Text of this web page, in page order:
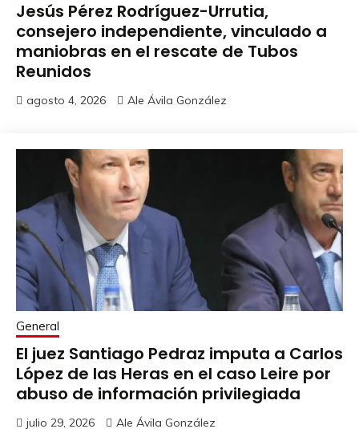
Jesús Pérez Rodríguez-Urrutia,
consejero independiente, vinculado a
maniobras en el rescate de Tubos
Reunidos
agosto 4, 2026 Ale Ávila González
General
El juez Santiago Pedraz imputa a Carlos
López de las Heras en el caso Leire por
abuso de información privilegiada
julio 29, 2026 Ale Ávila González